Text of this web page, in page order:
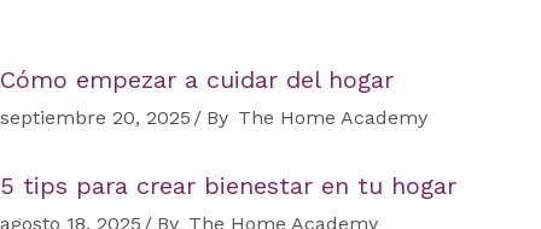
Cómo empezar a cuidar del hogar
septiembre 20, 2025 By The Home Academy
5 tips para crear bienestar en tu hogar
agosto 18, 2025 By The Home Academy